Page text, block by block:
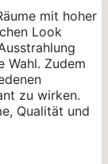
mit hoher
Look
Zudem
zu wirken.
Qualität und